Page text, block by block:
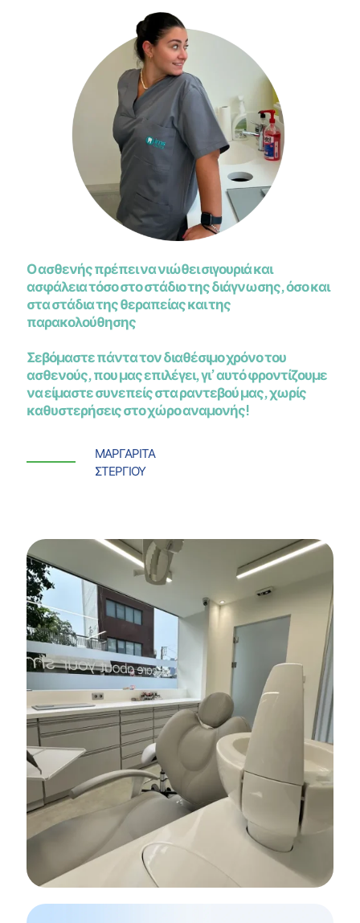
Ο ασθενής πρέπει να νιώθει σιγουριά και
ασφάλεια τόσο στο στάδιο της διάγνωσης, όσο και
στα στάδια της θεραπείας και της
παρακολούθησης
Σεβόμαστε πάντα τον διαθέσιμο χρόνο του
ασθενούς, που μας επιλέγει, γι’ αυτό φροντίζουμε
να είμαστε συνεπείς στα ραντεβού μας, χωρίς
καθυστερήσεις στο χώρο αναμονής!
ΜΑΡΓΑΡΙΤΑ
ΣΤΕΡΓΙΟΥ